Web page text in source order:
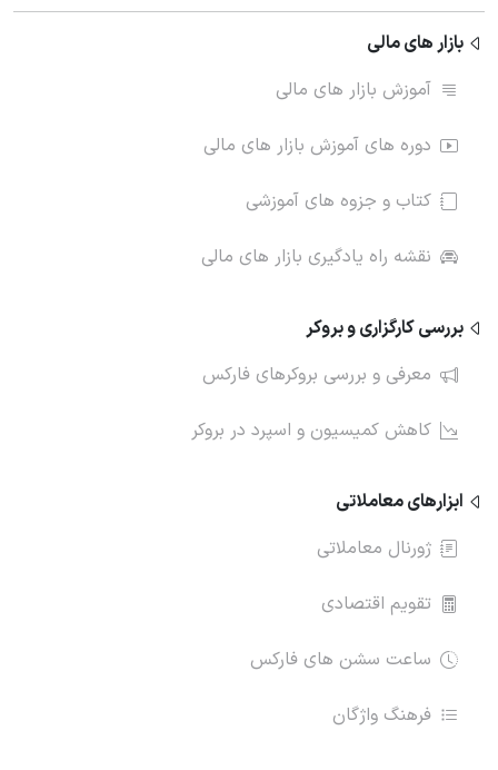
بازار های مالی
آموزش بازار های مالی
دوره های آموزش بازار های مالی
کتاب و جزوه های آموزشی
نقشه راه یادگیری بازار های مالی
بررسی کارگزاری و بروکر
معرفی و بررسی بروکرهای فارکس
کاهش کمیسیون و اسپرد در بروکر
ابزارهای معاملاتی
ژورنال معاملاتی
تقویم اقتصادی
ساعت سشن های فارکس
فرهنگ واژگان